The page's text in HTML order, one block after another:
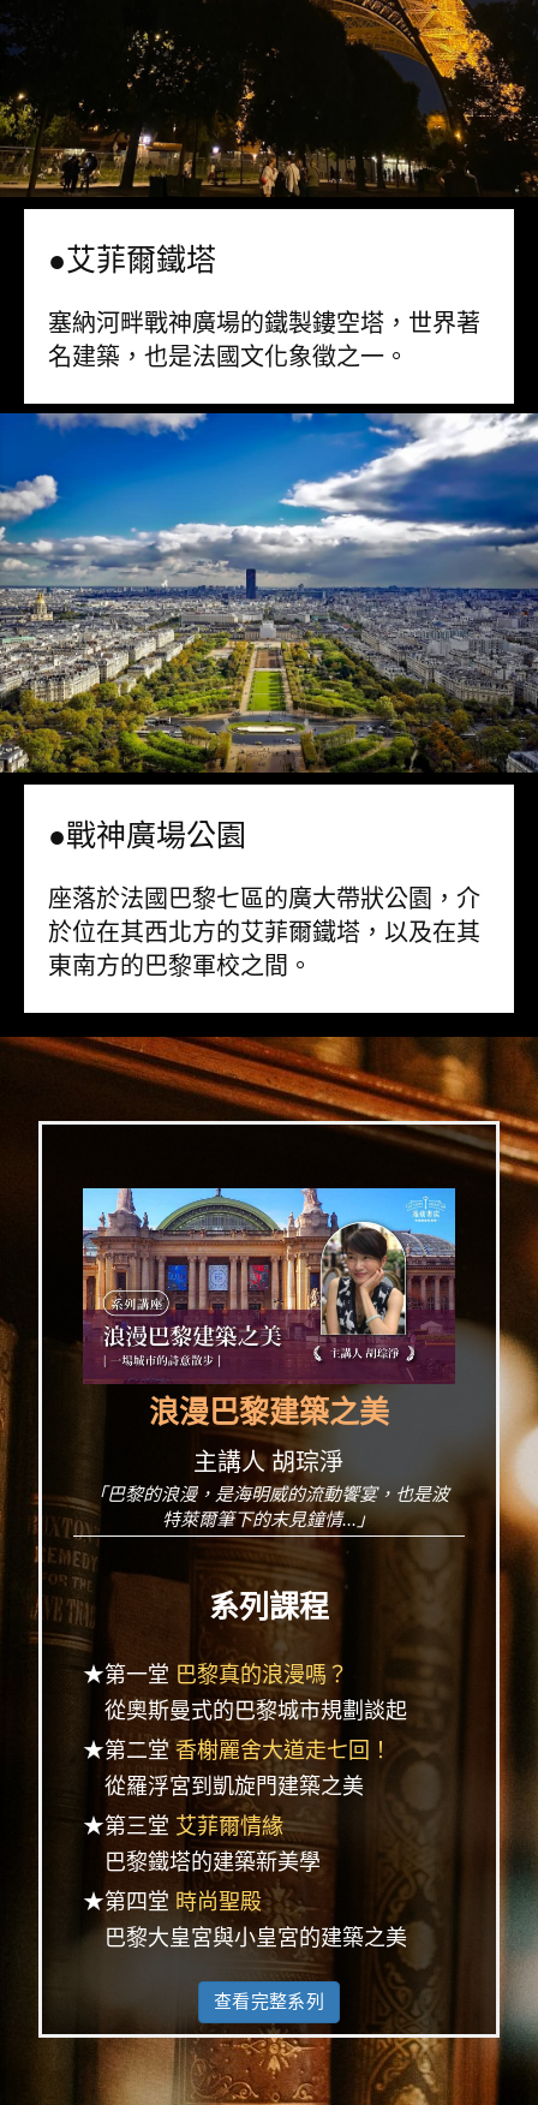
●艾菲爾鐵塔
塞納河畔戰神廣場的鐵製鏤空塔，世界著
名建築，也是法國文化象徵之一。
●戰神廣場公園
座落於法國巴黎七區的廣大帶狀公園，介
於位在其西北方的艾菲爾鐵塔，以及在其
東南方的巴黎軍校之間。
浪漫巴黎建築之美
主講人 胡琮淨
「巴黎的浪漫，是海明威的流動饗宴，也是波
特萊爾筆下的末見鐘情...」
系列課程
★第一堂 巴黎真的浪漫嗎？
從奧斯曼式的巴黎城市規劃談起
★第二堂 香榭麗舍大道走七回！
從羅浮宮到凱旋門建築之美
★第三堂 艾菲爾情緣
巴黎鐵塔的建築新美學
★第四堂 時尚聖殿
巴黎大皇宮與小皇宮的建築之美
查看完整系列